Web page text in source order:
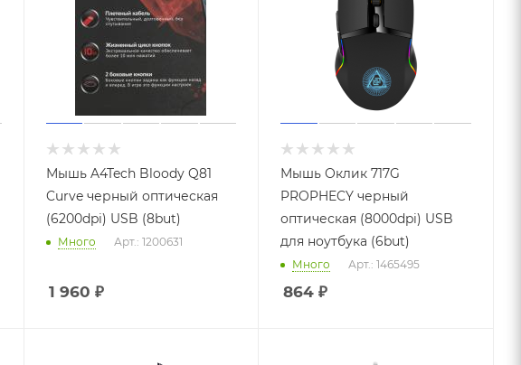
Мышь A4Tech Bloody Q81
Curve черный оптическая
(6200dpi) USB (8but)
Много Арт.: 1200631
1 960 ₽
Мышь Оклик 717G
PROPHECY черный
оптическая (8000dpi) USB
для ноутбука (6but)
Много Арт.: 1465495
864 ₽